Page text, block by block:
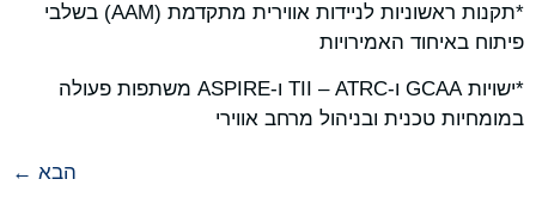
*תקנות ראשוניות לניידות אווירית מתקדמת (AAM) בשלבי
פיתוח באיחוד האמירויות
*ישויות GCAA ו-ATRC – ‏TII ו-ASPIRE משתפות פעולה
במומחיות טכנית ובניהול מרחב אווירי
הבא ←